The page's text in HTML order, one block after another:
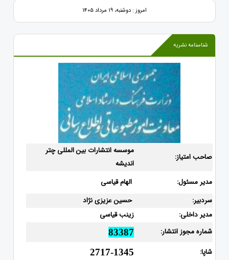
امروز : دوشنبه، ۱۹ مرداد ۱۴۰۵
شناسنامه نشریه
صاحب امتیاز:
موسسه انتشارات بین المللی چتر
اندیشه
مدیر مسئول:
الهام قیاسی
سردبیر:
حسین عزیزی نژاد
مدیر داخلی:
زینب قیاسی
شماره مجوز انتشار:
83387
شاپا:
2717-1345